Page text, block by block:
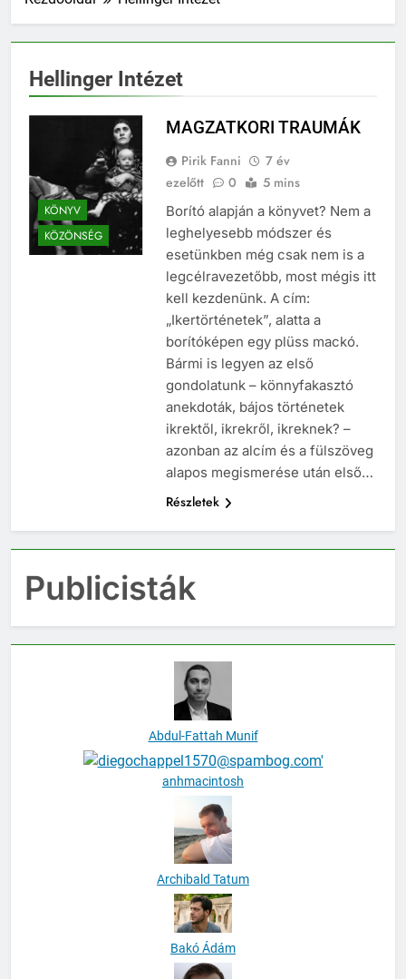
Hellinger Intézet
KÖNYV
KÖZÖNSÉG
MAGZATKORI TRAUMÁK
Pirik Fanni
7 év
ezelőtt
0 5 mins
Borító alapján a könyvet? Nem a
leghelyesebb módszer és
esetünkben még csak nem is a
legcélravezetőbb, most mégis itt
kell kezdenünk. A cím:
„Ikertörténetek”, alatta a
borítóképen egy plüss mackó.
Bármi is legyen az első
gondolatunk – könnyfakasztó
anekdoták, bájos történetek
ikrektől, ikrekről, ikreknek? –
azonban az alcím és a fülszöveg
alapos megismerése után első…
Részletek
Publicisták
Abdul-Fattah Munif
anhmacintosh
Archibald Tatum
Bakó Ádám